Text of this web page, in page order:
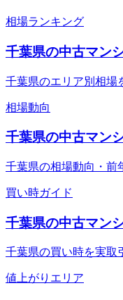
相場ランキング
千葉県の中古マン
千葉県のエリア別相場
相場動向
千葉県の中古マン
千葉県の相場動向・前
買い時ガイド
千葉県の中古マン
千葉県の買い時を実取
値上がりエリア